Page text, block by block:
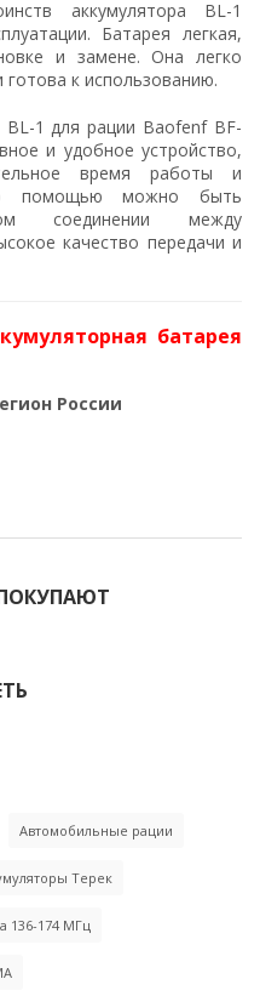
аккумулятора BL-1
Батарея легкая,
и замене. Она легко
к использованию.
BL-1 для рации Baofenf BF-
и удобное устройство,
время работы и
помощью можно быть
соединении между
качество передачи и
батарея
России
Антенна BF-888S (400-480)
Автомобильные рации
Терек
136-174 МГц